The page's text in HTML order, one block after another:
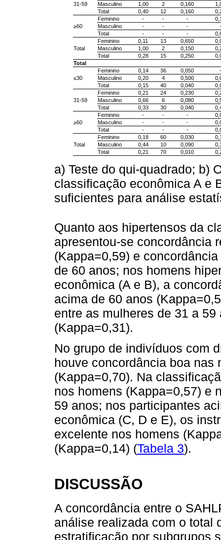
31-59
Masculino
1,00 2 0,160
Total
0,40 12 0,160
≥60
Feminino - - -
Masculino
- - -
-
Total
- - -
Total
Feminino 0,11 13 0,650
Masculino
1,00 2 0,150
Total
0,28 15 0,250
Total
≤30
Feminino 0,14 36 0,050
-
Masculino
0,20 4 0,500
Total
0,15 40 0,040
31-59
Feminino 0,21 24 0,230
Masculino
0,66 6 0,080
Total
0,33 30 0,040
≥60
Feminino - - -
Masculino
- - -
Total
- - -
Total
Feminino 0,18 60 0,030
Masculino
0,44 10 0,090
Total
0,21 70 0,010
a) Teste do qui-quadrado; b)
classificação econômica A e
suficientes para análise
Quanto aos hipertensos da
apresentou-se concordância
(Kappa=0,59) e
de 60 anos; nos homens
econômica (A e B), a
acima de 60 anos
entre as mulheres de 31 a
(Kappa=0,31).
No grupo de indivíduos com
houve concordância boa nas
(Kappa=0,70). Na
nos homens (Kappa=0,57) e
59 anos; nos participantes
econômica (C, D e E), os
excelente nos homens
(Kappa=0,14) (Tabela 3).
DISCUSSÃO
A concordância entre o
análise realizada com o total
estratificação por subgrupos